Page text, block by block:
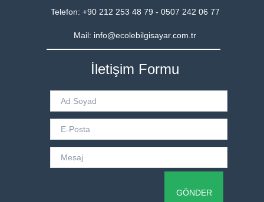
Telefon: +90 212 253 48 79 - 0507 242 06 77
Mail: info@ecolebilgisayar.com.tr
İletişim Formu